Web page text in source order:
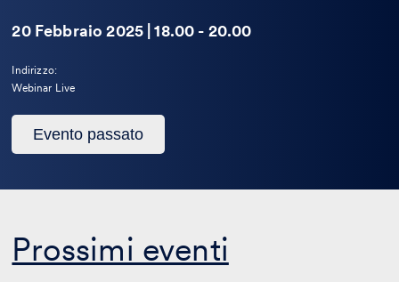
20 Febbraio 2025 | 18.00 - 20.00
Indirizzo:
Webinar Live
Questo
evento
è
Evento passato
Prossimi eventi